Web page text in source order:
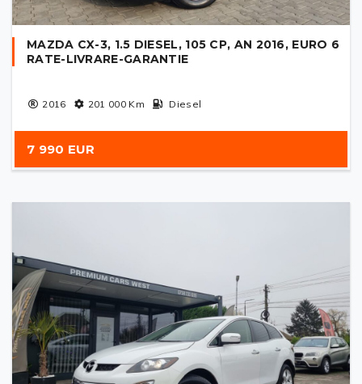
MAZDA CX-3, 1.5 DIESEL, 105 CP, AN 2016, EURO 6
RATE-LIVRARE-GARANTIE
2016 201 000Km Diesel
7 990 EUR